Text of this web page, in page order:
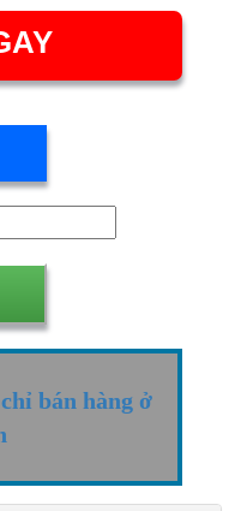
bán hàng ở